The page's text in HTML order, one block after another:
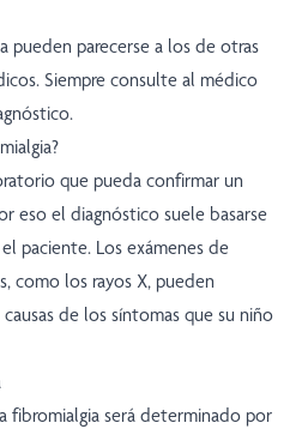
pueden parecerse a los de otras
Siempre consulte al médico
que pueda confirmar un
eso el diagnóstico suele basarse
paciente. Los exámenes de
como los rayos X, pueden
de los síntomas que su niño
fibromialgia será determinado por